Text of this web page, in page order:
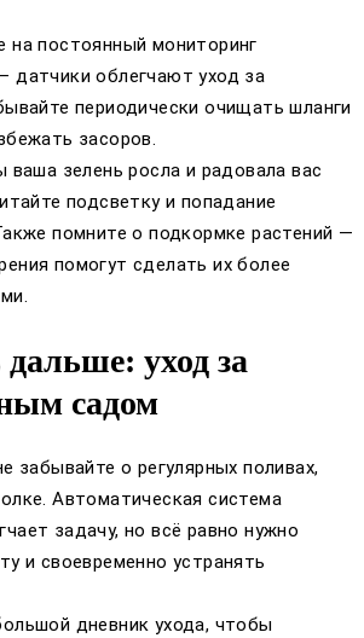
на постоянный мониторинг
датчики облегчают уход за
периодически очищать шланги
засоров.
ваша зелень росла и радовала вас
подсветку и попадание
помните о подкормке растений —
помогут сделать их более
уход за
садом
забывайте о регулярных поливах,
Автоматическая система
задачу, но всё равно нужно
и своевременно устранять
дневник ухода, чтобы